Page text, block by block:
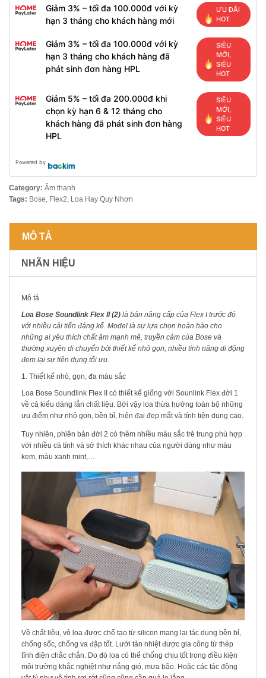
Giảm 3% – tối đa 100.000đ với kỳ
hạn 3 tháng cho khách hàng mới
ƯU ĐÃI
HOT
Giảm 3% – tối đa 100.000đ với kỳ
hạn 3 tháng cho khách hàng đã
phát sinh đơn hàng HPL
SIÊU
MỚI,
SIÊU
HOT
Giảm 5% – tối đa 200.000đ khi
chọn kỳ hạn 6 & 12 tháng cho
khách hàng đã phát sinh đơn hàng
HPL
SIÊU
MỚI,
SIÊU
HOT
Powered by
Category: Âm thanh
Tags: Bose, Flex2, Loa Hay Quy Nhơn
MÔ TẢ
NHÃN HIỆU
Mô tả
Loa Bose Soundlink Flex II (2) là bản nâng cấp của Flex I trước đó
với nhiều cải tiến đáng kể. Model là sự lựa chọn hoàn hào cho
những ai yêu thích chất âm mạnh mẽ, truyền cảm của Bose và
thường xuyên di chuyển bởi thiết kế nhỏ gọn, nhiều tính năng di động
đem lại sự tiện dụng tối ưu.
1. Thiết kế nhỏ, gọn, đa màu sắc
Loa Bose Soundlink Flex II có thiết kế giống với Sounlink Flex đời 1
về cả kiểu dáng lẫn chất liệu. Bởi vậy loa thừa hưởng toàn bộ những
ưu điểm như nhỏ gọn, bền bỉ, hiện đại đẹp mắt và tính tiện dụng cao.
Tuy nhiên, phiên bản đời 2 có thêm nhiều màu sắc trẻ trung phù hợp
với nhiều cá tính và sở thích khác nhau của người dùng như màu
kem, màu xanh mint,…
Về chất liệu, vỏ loa được chế tạo từ silicon mang lại tác dụng bền bỉ,
chống sốc, chống va đập tốt. Lưới tản nhiệt được gia công từ thép
tĩnh điện chắc chắn. Do đó loa có thể chống chịu tốt trong điều kiện
môi trường khắc nghiệt như nắng gió, mưa bão. Hoặc các tác động